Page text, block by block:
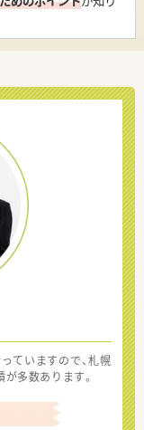
ていますので、札幌
多数あります。